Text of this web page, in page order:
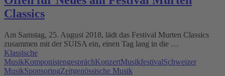
Classics
Am Samstag, 25. August 2018, lädt das Festival Murten Classics
zusammen mit der SUISA ein, einen Tag lang in die …
Klassische
MusikKomponistengesprächKonzertMusikfestivalSchweizer
MusikSponsoringZeitgenössische Musik